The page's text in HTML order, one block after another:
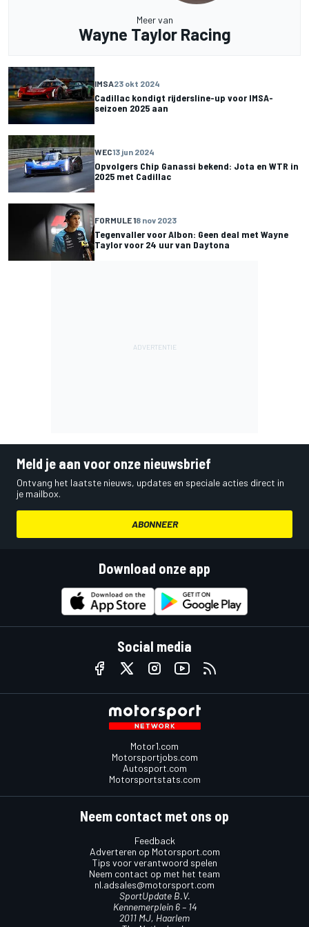
Meer van
Wayne Taylor Racing
IMSA23 okt 2024
Cadillac kondigt rijdersline-up voor IMSA-
seizoen 2025 aan
WEC13 jun 2024
Opvolgers Chip Ganassi bekend: Jota en WTR in
2025 met Cadillac
FORMULE 18 nov 2023
Tegenvaller voor Albon: Geen deal met Wayne
Taylor voor 24 uur van Daytona
Meld je aan voor onze nieuwsbrief
Ontvang het laatste nieuws, updates en speciale acties direct in
je mailbox.
ABONNEER
Download onze app
Social media
Motor1.com
Motorsportjobs.com
Autosport.com
Motorsportstats.com
Neem contact met ons op
Feedback
Adverteren op Motorsport.com
Tips voor verantwoord spelen
Neem contact op met het team
nl.adsales@motorsport.com
SportUpdate B.V.
Kennemerplein 6 – 14
2011 MJ, Haarlem